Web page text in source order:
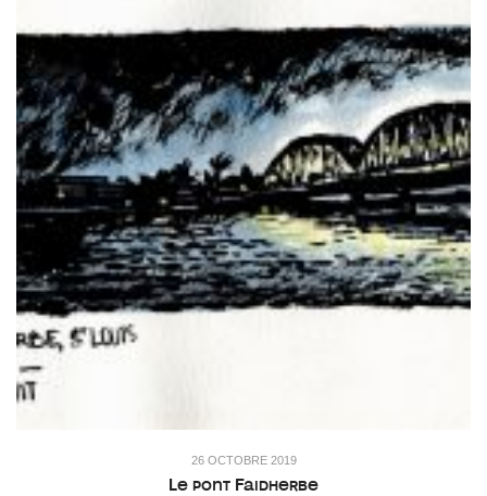
26 OCTOBRE 2019
Le pont Faidherbe